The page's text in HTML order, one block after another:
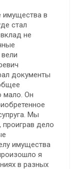
имущества в
стал
не
документы
мало. Он
Мы
проиграв дело
имущества
я
в разных